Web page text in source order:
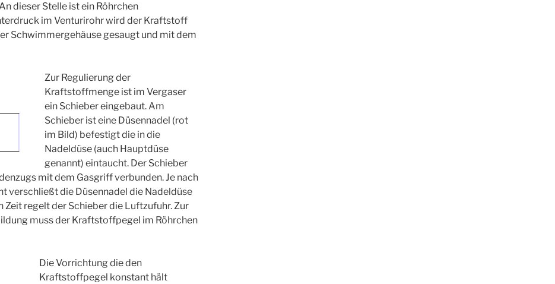
dieser Stelle ist ein Röhrchen
im Venturirohr wird der Kraftstoff
Schwimmergehäuse gesaugt und mit dem
Zur Regulierung der
Kraftstoffmenge ist im Vergaser
ein Schieber eingebaut. Am
Schieber ist eine Düsennadel (rot
im Bild) befestigt die in die
Nadeldüse (auch Hauptdüse
genannt) eintaucht. Der Schieber
mit dem Gasgriff verbunden. Je nach
verschließt die Düsennadel die Nadeldüse
Zeit regelt der Schieber die Luftzufuhr. Zur
muss der Kraftstoffpegel im Röhrchen
Die Vorrichtung die den
Kraftstoffpegel konstant hält